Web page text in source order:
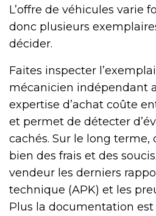
L’offre de véhicules varie
donc plusieurs
décider.
Faites inspecter
mécanicien indépendant
expertise d’achat coûte
et permet de détecter
cachés. Sur le long terme,
bien des frais et des
vendeur les derniers
technique (APK) et les
Plus la documentation